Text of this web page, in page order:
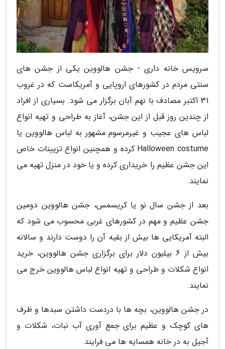
سرویس خانه داری - جشن هالووین یکی از جشن های
سنتی مردم در کشورهای اروپایی و آمریکاست که در غروب
31 اکتبر مصادف با نهم آبان برگزار می شود. بسیاری از افراد
از چندین روز قبل از این جشن، آغاز به طراحی و تهیه انواع
لباس های عجیب و غیرمرسوم مشهور به لباس هالووین یا
Halloween costume کرده و همچنین انواع تزیینات خاص
این جشن عظیم را خریداری کرده و یا خود در منزل تهیه می
نمایند.
بعد از جشن سال نو یا کریسمس، جشن هالووین دومین
جشن عظیم و مهم در کشورهای غربی محسوب می شود که
البته آمریکایی ها بیش از بقیه آن را دوست دارند و سالانه
بیش از 6 بیلیون دلار برای برگزاری جشن هالووین، خرید
انواع شکلات و طراحی و تهیه انواع لباس هالووین خرج می
نمایند.
در جشن هالووین، بچه ها با دردست داشتن سبدها و ظرف
های کوچک و عظیم برای جمع آوری آب نبات، شکلات و
آجیل به در خانه همسایه ها می فرایند.